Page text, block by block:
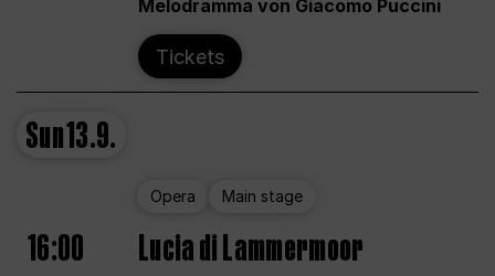
Melodramma von Giacomo Puccini
Tickets
Sun13.9.
Opera Main stage
16:00 Lucia di Lammermoor